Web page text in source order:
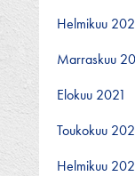
Helmikuu
Marraskuu
Elokuu 2021
Toukokuu
Helmikuu